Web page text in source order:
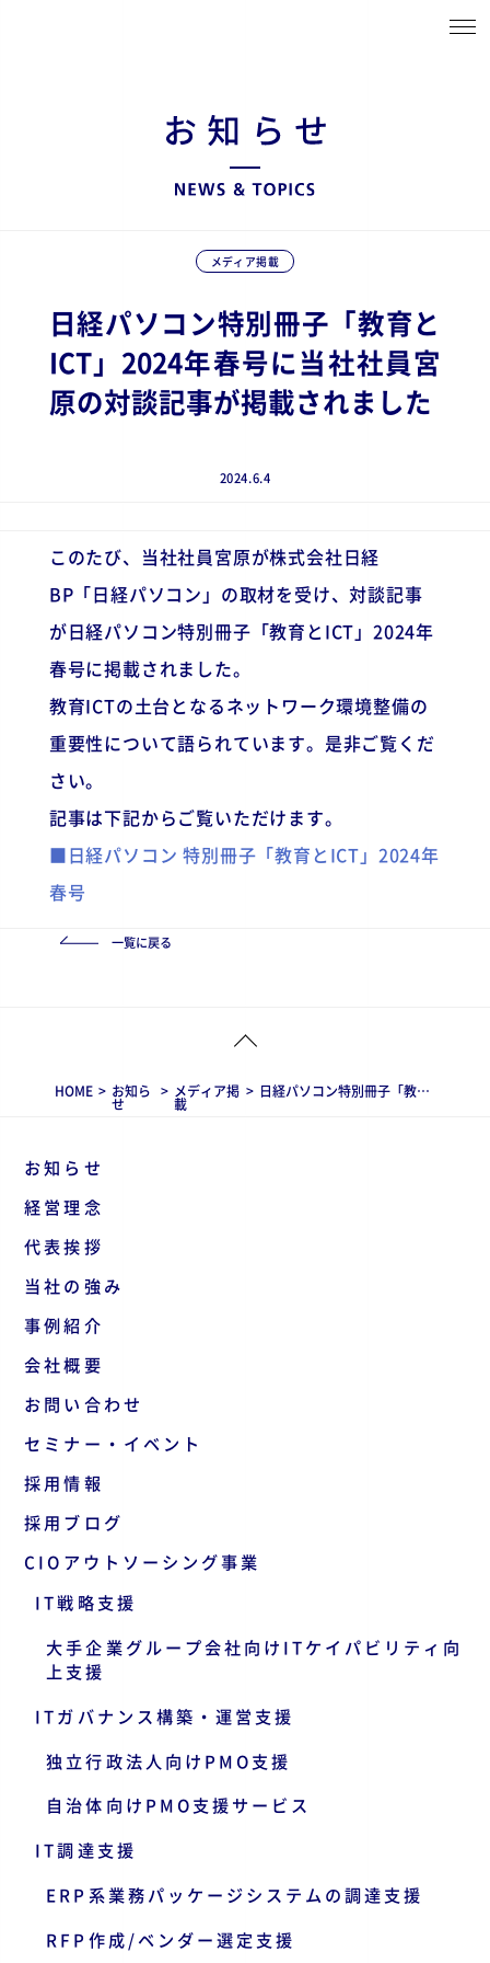
メディア掲載
日経パソコン特別冊子「教育と
ICT」2024年春号に当社社員宮
原の対談記事が掲載されました
2024.6.4
このたび、当社社員宮原が株式会社日経
BP「日経パソコン」の取材を受け、対談記事
が日経パソコン特別冊子「教育とICT」2024年
春号に掲載されました。
教育ICTの土台となるネットワーク環境整備の
重要性について語られています。是非ご覧くだ
さい。
記事は下記からご覧いただけます。
■日経パソコン 特別冊子「教育とICT」2024年
春号
一覧に戻る
HOME > お知ら
せ
> メディア掲
載
> 日経パソコン特別冊子「教育とICT」2024年春号に当社社員宮原の対談記事が掲載されました
お知らせ
経営理念
代表挨拶
当社の強み
事例紹介
会社概要
お問い合わせ
セミナー・イベント
採用情報
採用ブログ
CIOアウトソーシング事業
IT戦略支援
大手企業グループ会社向けITケイパビリティ向
上支援
ITガバナンス構築・運営支援
独立行政法人向けPMO支援
自治体向けPMO支援サービス
IT調達支援
ERP系業務パッケージシステムの調達支援
RFP作成/ベンダー選定支援